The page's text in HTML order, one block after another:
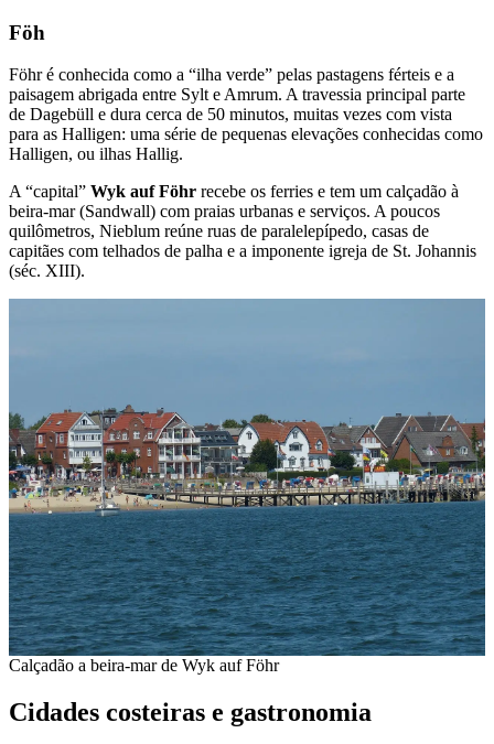
Föh
Föhr é conhecida como a “ilha verde” pelas pastagens férteis e a
paisagem abrigada entre Sylt e Amrum. A travessia principal parte
de Dagebüll e dura cerca de 50 minutos, muitas vezes com vista
para as Halligen: uma série de pequenas elevações conhecidas como
Halligen, ou ilhas Hallig.
A “capital” Wyk auf Föhr recebe os ferries e tem um calçadão à
beira-mar (Sandwall) com praias urbanas e serviços. A poucos
quilômetros, Nieblum reúne ruas de paralelepípedo, casas de
capitães com telhados de palha e a imponente igreja de St. Johannis
(séc. XIII).
Calçadão a beira-mar de Wyk auf Föhr
Cidades costeiras e gastronomia